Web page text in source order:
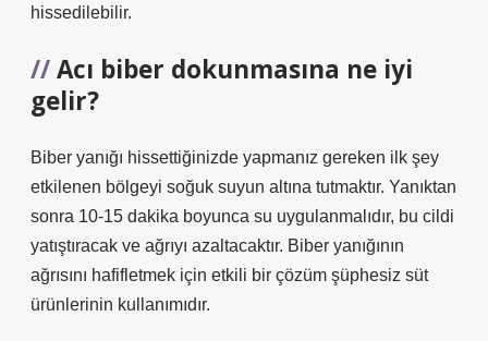
hissedilebilir.
Acı biber dokunmasına ne iyi
gelir?
Biber yanığı hissettiğinizde yapmanız gereken ilk şey
etkilenen bölgeyi soğuk suyun altına tutmaktır. Yanıktan
sonra 10-15 dakika boyunca su uygulanmalıdır, bu cildi
yatıştıracak ve ağrıyı azaltacaktır. Biber yanığının
ağrısını hafifletmek için etkili bir çözüm şüphesiz süt
ürünlerinin kullanımıdır.